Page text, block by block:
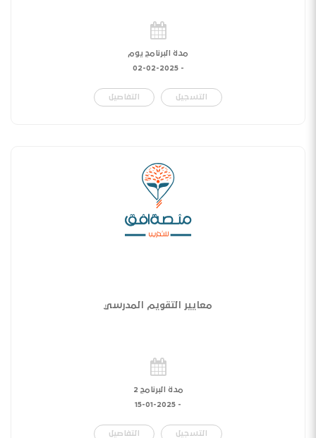
مدة البرنامج يوم
-
02-02-2025
التسجيل التفاصيل
معايير التقويم المدرسي
مدة البرنامج 2
-
15-01-2025
التسجيل التفاصيل